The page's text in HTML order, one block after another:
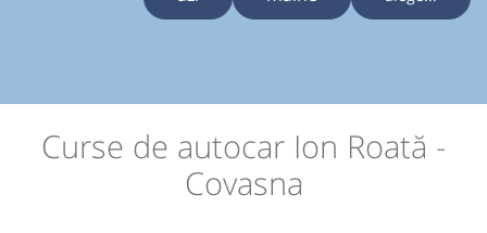
Curse de autocar Ion Roată -
Covasna